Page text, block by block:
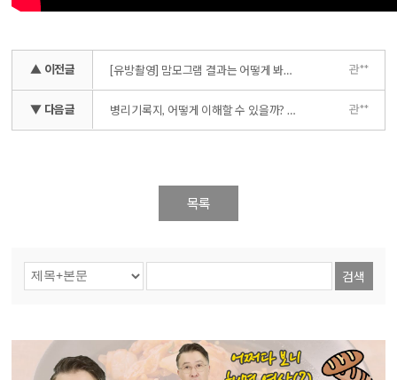
▲ 이전글 [유방촬영] 맘모그램 결과는 어떻게 봐야 하나요? (치밀유방, 비대칭, 미세석회화) 관**
▼ 다음글 병리기록지, 어떻게 이해할 수 있을까? (유방암 치료 방침의 결정) 관**
목록
검색